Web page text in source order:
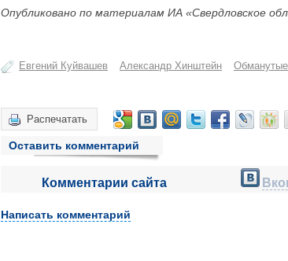
Опубликовано по материалам ИА «Свердловское
Евгений Куйвашев Александр Хинштейн
Распечатать
Оставить комментарий
Комментарии сайта
Написать комментарий